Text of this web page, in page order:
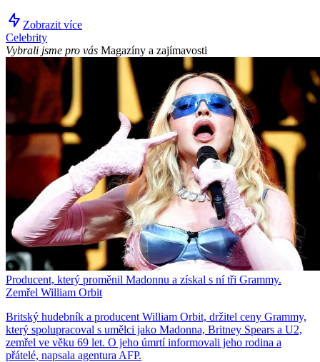
Zobrazit více
Celebrity
Vybrali jsme pro vás Magazíny a zajímavosti
Producent, který proměnil Madonnu a získal s ní tři Grammy.
Zemřel William Orbit
Britský hudebník a producent William Orbit, držitel ceny Grammy,
který spolupracoval s umělci jako Madonna, Britney Spears a U2,
zemřel ve věku 69 let. O jeho úmrtí informovali jeho rodina a
přátelé, napsala agentura AFP.